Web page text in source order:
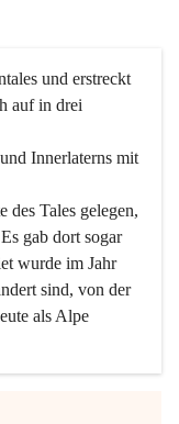
und erstreckt
auf in drei
Innerlaterns mit
des Tales gelegen,
gab dort sogar
wurde im Jahr
sind, von der
als Alpe